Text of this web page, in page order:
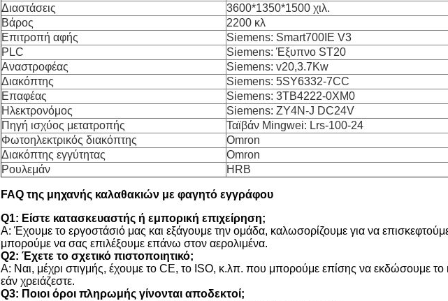
Διαστάσεις
3600*1350*1500 χιλ.
Βάρος
2200 κλ
Επιτροπή αφής
Siemens: Smart700IE V3
PLC
Siemens: Έξυπνο ST20
Αναστροφέας
Siemens: v20,3.7Kw
Διακόπτης
Siemens: 5SY6332-7CC
Επαφέας
Siemens: 3TB4222-0XM0
Ηλεκτρονόμος
Siemens: ZY4N-J DC24V
Πηγή ισχύος μετατροπής
Ταϊβάν Mingwei: Lrs-100-24
Φωτοηλεκτρικός διακόπτης
Omron
Διακόπτης εγγύτητας
Omron
Ρουλεμάν
HRB
FAQ της μηχανής καλαθακιών με φαγητό εγγράφου
Q1: Είστε κατασκευαστής ή εμπορική επιχείρηση;
Α: Έχουμε το εργοστάσιό μας και εξάγουμε την ομάδα, καλωσορίζουμε για να
μπορούμε να σας επιλέξουμε επάνω στον αερολιμένα.
Q2: Έχετε το σχετικό πιστοποιητικό;
Α: Ναι, μέχρι στιγμής, έχουμε το CE, το ISO, κ.λπ. που μπορούμε επίσης να εκδώσουμε το
εάν χρειάζεστε.
Q3: Ποιοι όροι πληρωμής γίνονται αποδεκτοί;